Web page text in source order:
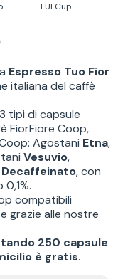
Fior Fiore Small -
Espresso Tuo Fior
italiana del caffè
tipi di capsule
FiorFiore Coop,
Agostani Etna,
Vesuvio,
Decaffeinato, con
compatibili
grazie alle nostre
250 capsule
è gratis.